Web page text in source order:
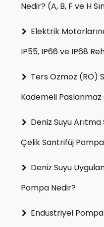
Nedir? (A, B, F ve H
Elektrik
IP55, IP66 ve IP68
Ters Ozmoz (RO)
Kademeli
Deniz Suyu
Çelik Santrifüj
Deniz Suyu
Pompa Nedir?
Endüstriyel